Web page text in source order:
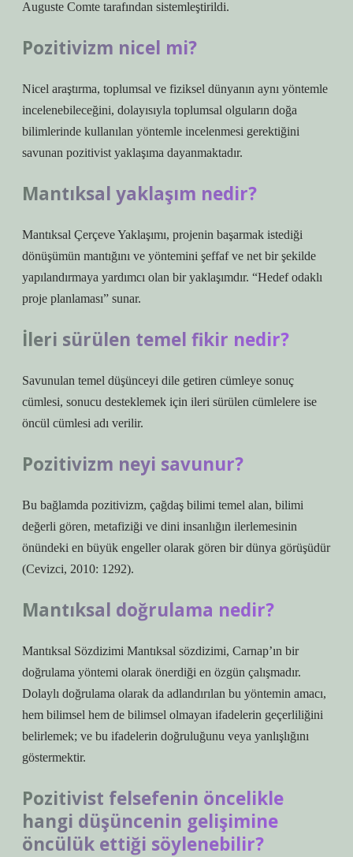
Auguste Comte tarafından sistemleştirildi.
Pozitivizm nicel mi?
Nicel araştırma, toplumsal ve fiziksel dünyanın aynı yöntemle
incelenebileceğini, dolayısıyla toplumsal olguların doğa
bilimlerinde kullanılan yöntemle incelenmesi gerektiğini
savunan pozitivist yaklaşıma dayanmaktadır.
Mantıksal yaklaşım nedir?
Mantıksal Çerçeve Yaklaşımı, projenin başarmak istediği
dönüşümün mantığını ve yöntemini şeffaf ve net bir şekilde
yapılandırmaya yardımcı olan bir yaklaşımdır. “Hedef odaklı
proje planlaması” sunar.
İleri sürülen temel fikir nedir?
Savunulan temel düşünceyi dile getiren cümleye sonuç
cümlesi, sonucu desteklemek için ileri sürülen cümlelere ise
öncül cümlesi adı verilir.
Pozitivizm neyi savunur?
Bu bağlamda pozitivizm, çağdaş bilimi temel alan, bilimi
değerli gören, metafiziği ve dini insanlığın ilerlemesinin
önündeki en büyük engeller olarak gören bir dünya görüşüdür
(Cevizci, 2010: 1292).
Mantıksal doğrulama nedir?
Mantıksal Sözdizimi Mantıksal sözdizimi, Carnap’ın bir
doğrulama yöntemi olarak önerdiği en özgün çalışmadır.
Dolaylı doğrulama olarak da adlandırılan bu yöntemin amacı,
hem bilimsel hem de bilimsel olmayan ifadelerin geçerliliğini
belirlemek; ve bu ifadelerin doğruluğunu veya yanlışlığını
göstermektir.
Pozitivist felsefenin öncelikle
hangi düşüncenin gelişimine
öncülük ettiği söylenebilir?